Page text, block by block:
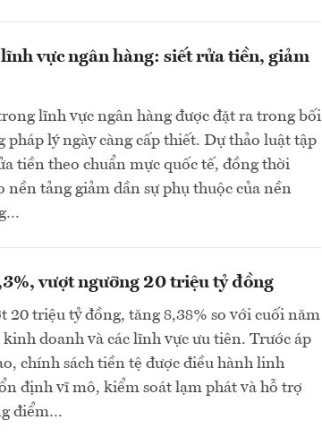
vực ngân hàng: siết rửa tiền, giảm
lĩnh vực ngân hàng được đặt ra trong bối
pháp lý ngày càng cấp thiết. Dự thảo luật tập
tiền theo chuẩn mực quốc tế, đồng thời
nền tảng giảm dần sự phụ thuộc của nền
vượt ngưỡng 20 triệu tỷ đồng
triệu tỷ đồng, tăng 8,38% so với cuối năm
doanh và các lĩnh vực ưu tiên. Trước áp
chính sách tiền tệ được điều hành linh
định vĩ mô, kiểm soát lạm phát và hỗ trợ
điểm…